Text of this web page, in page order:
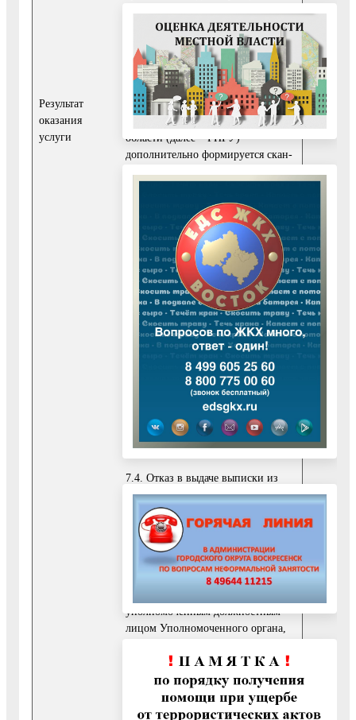
Результат
оказания
услуги
Заявителю или направляется в
МФЦ и выдается Заявителю.
В случае подачи заявления о
предоставлении Услуги через
Портал государственных и
муниципальных услуг Московской
области (далее – РПГУ)
дополнительно формируется скан-
подписывается электронной
подписью уполномоченного
должностного лица
Уполномоченного органа,
подписавшего оригинал, и
направляется в Личный кабинет
Заявителя на РПГУ.
Факт предоставления Услуги
фиксируется в информационной
системе (далее - ИС)
Уполномоченного органа и в
автоматизированной
информационной системе
многофункционального центра
(далее - АИС МФЦ).
7.4. Отказ в выдаче выписки из
реестра муниципального
имущества Воскресенского
муниципального района
Московской области,
оформленный по форме в
соответствии с Приложением 10 к
уполномоченным должностным
лицом Уполномоченного органа,
носителе в соответствии с
требованиями действующего
законодательства, хранится в
Уполномоченном органе для